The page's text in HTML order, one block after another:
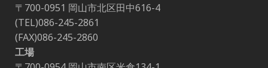
〒700-0951 岡山市北区田中616-4
(TEL)086-245-2861
(FAX)086-245-2860
工場